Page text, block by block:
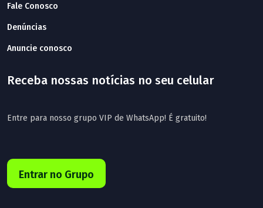
Fale Conosco
Denúncias
Anuncie conosco
Receba nossas notícias no seu celular
Entre para nosso grupo VIP de WhatsApp! É gratuito!
Entrar no Grupo